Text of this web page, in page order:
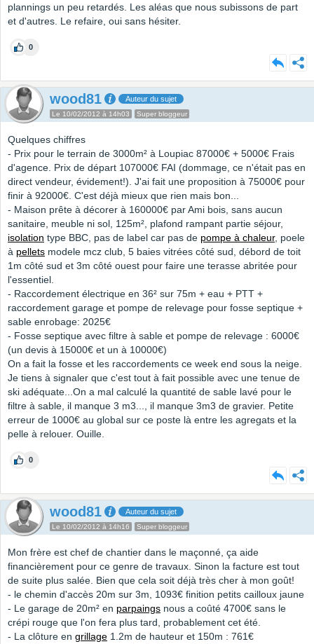
plannings un peu retardés. Les aléas que nous subissons de part
et d'autres. Le refaire, oui sans hésiter.
0
wood81 Auteur du sujet
Le 10/02/2012 à 14h03 Super bloggeur
Quelques chiffres
- Prix pour le terrain de 3000m² à Loupiac 87000€ + 5000€ Frais
d'agence. Prix de départ 107000€ FAI (dommage, ce n'était pas en
direct vendeur, évidement!). J'ai fait une proposition à 75000€ pour
finir à 92000€. C'est déjà mieux que rien mais bon...
- Maison prête à décorer à 160000€ par Ami bois, sans aucun
sanitaire, meuble ni sol, 125m², plafond rampant partie séjour,
isolation type BBC, pas de label car pas de pompe à chaleur, poele
à pellets modele mcz club, 5 baies vitrées côté sud, débord de toit
1m côté sud et 3m côté ouest pour faire une terasse abritée pour
l'essentiel.
- Raccordement électrique en 36² sur 75m + eau + PTT +
raccordement garage et pompe de relevage pour fosse septique +
sable enrobage: 2025€
- Fosse septique avec filtre à sable et pompe de relevage : 6000€
(un devis à 15000€ et un à 10000€)
On a fait la fosse et les raccordements ce week end sous la neige.
Je tiens à signaler que c'est tout à fait possible avec une tenue de
ski adéquate...On a mal calculé la quantité de sable lavé pour le
filtre à sable, il manque 3 m3..., il manque 3m3 de gravier. Petite
erreur de 1000€ au global sur ce poste là entre les agregats et la
pelle à relouer. Ouille.
0
wood81 Auteur du sujet
Le 10/02/2012 à 14h16 Super bloggeur
Mon frère est chef de chantier dans le maçonné, ça aide
financièrement pour ce genre de travaux. Sinon la facture est tout
de suite plus salée. Bien que cela soit déjà très cher à mon goût!
- le chemin d'accès 20m sur 3m, 1093€ finition petits cailloux jaune
- Le garage de 20m² en parpaings nous a coûté 4700€ sans le
crépi rouge que l'on fera plus tard, probablement cet été.
- La clôture en grillage 1.2m de hauteur et 150m : 761€